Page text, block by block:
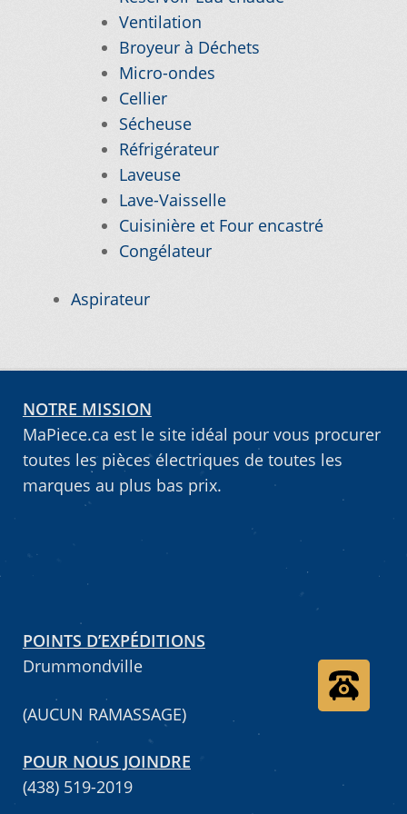
Notre objectif
Pour quel type d’appareil ?
Si vous ne trouvez pas la pièce que vous
cherchez, on l’ajoute pour vous !
Suivez votre commande
Trucs et astuces
Mettez cette page dans vos favoris!
Ventilation
Broyeur à Déchets
Micro-ondes
Cellier
Sécheuse
Réfrigérateur
Laveuse
Lave-Vaisselle
Cuisinière et Four encastré
Congélateur
Aspirateur
NOTRE MISSION
MaPiece.ca est le site idéal pour vous procurer
toutes les pièces électriques de toutes les
marques au plus bas prix.
POINTS D’EXPÉDITIONS
Drummondville
(AUCUN RAMASSAGE)
POUR NOUS JOINDRE
(438) 519-2019